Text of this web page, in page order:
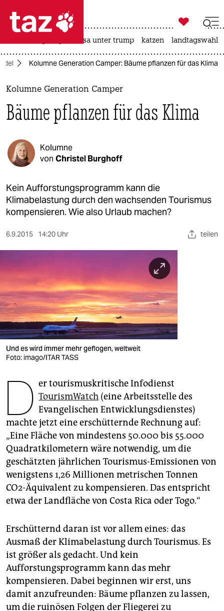
 taz zahl ich
taz zahl ich
themen
politik
öko
gesellschaft
kultur
sport
nord
wahrheit
verlag
verlag
veranstaltungen
shop
unterstützen
abo
genossenschaft
epaper login

taz zahl ich
usa unter trump katzen landtagswahl
Kolumne Generation Camper: Bäume pflanzen für das Klima
Kolumne Generation Camper
Bäume pflanzen für das Klima
Kolumne
von Christel Burghoff
Kein Aufforstungsprogramm kann die
Klimabelastung durch den wachsenden Tourismus
kompensieren. Wie also Urlaub machen?
6.9.2015 14:20 Uhr teilen
Und es wird immer mehr geflogen, weltweit
Foto: imago/ITAR TASS
D er tourismuskritische Infodienst
TourismWatch (eine Arbeitsstelle des
Evangelischen Entwicklungsdienstes)
machte jetzt eine erschütternde Rechnung auf:
„Eine Fläche von mindestens 50.000 bis 55.000
Quadratkilometern wäre notwendig, um die
geschätzten jährlichen Tourismus-Emissionen von
wenigstens 1,26 Millionen metrischen Tonnen
CO2-Äquivalent zu kompensieren. Das entspricht
etwa der Landfläche von Costa Rica oder Togo.“
Erschütternd daran ist vor allem eines: das
Ausmaß der Klimabelastung durch Tourismus. Es
ist größer als gedacht. Und kein
Aufforstungsprogramm kann das mehr
kompensieren. Dabei beginnen wir erst, uns
damit anzufreunden: Bäume pflanzen zu lassen,
um die ruinösen Folgen der Fliegerei zu